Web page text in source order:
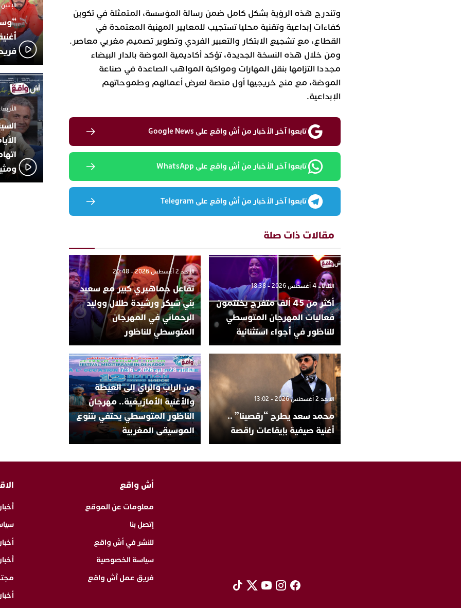
وتندرج هذه الرؤية بشكل كامل ضمن رسالة المؤسسة، المتمثلة في تكوين
كفاءات إبداعية وتقنية محليا تستجيب للمعايير المهنية المعتمدة في
القطاع، مع تشجيع الابتكار والتعبير الفردي وتطوير تصميم مغربي معاصر.
ومن خلال هذه النسخة الجديدة، تؤكد أكاديمية الموضة بالدار البيضاء
مجددا التزامها بنقل المهارات ومواكبة المواهب الصاعدة في صناعة
الموضة، مع منح خريجيها أول منصة لعرض أعمالهم وطموحاتهم
الإبداعية.
تابعوا آخر الأخبار من أش واقع على Google News
تابعوا آخر الأخبار من أش واقع على WhatsApp
تابعوا آخر الأخبار من أش واقع على Telegram
مقالات ذات صلة
الثلاثاء 4 أغسطس 2026 - 18:38
أكثر من 45 ألف متفرج يختتمون
فعاليات المهرجان المتوسطي
للناظور في أجواء استثنائية
الأحد 2 أغسطس 2026 - 20:48
تفاعل جماهيري كبير مع سعيد
بني شيكر ورشيدة طلال ووليد
الرحماني في المهرجان
المتوسطي للناظور
الأحد 2 أغسطس 2026 - 13:02
محمد سعد يطرح “رقصينا” ..
أغنية صيفية بإيقاعات راقصة
الثلاثاء 28 يوليو 2026 - 17:36
من الراب والراي إلى العيطة
والأغنية الأمازيغية.. مهرجان
الناظور المتوسطي يحتفي بتنوع
الموسيقى المغربية
الإثنين 6 أكتوبر 2025 - 17:31
فريد
الأربعاء 24 سبتمبر 2025 -
أش واقع
معلومات عن الموقع
إتصل بنا
للنشر في أش واقع
سياسة الخصوصية
فريق عمل آش واقع